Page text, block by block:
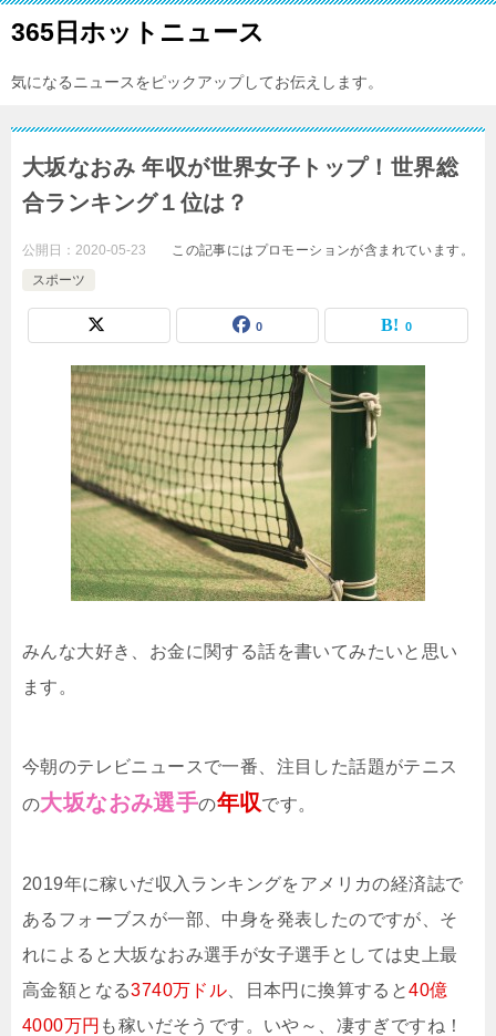
365日ホットニュース
気になるニュースをピックアップしてお伝えします。
大坂なおみ 年収が世界女子トップ！世界総
合ランキング１位は？
公開日： 2020-05-23
スポーツ
この記事にはプロモーションが含まれています。
0 0
みんな大好き、お金に関する話を書いてみたいと思い
ます。
今朝のテレビニュースで一番、注目した話題がテニス
の大坂なおみ選手の年収です。
2019年に稼いだ収入ランキングをアメリカの経済誌で
あるフォーブスが一部、中身を発表したのですが、そ
れによると大坂なおみ選手が女子選手としては史上最
高金額となる3740万ドル 、日本円に換算すると40億
4000万円 も稼いだそうです。いや～、凄すぎですね！